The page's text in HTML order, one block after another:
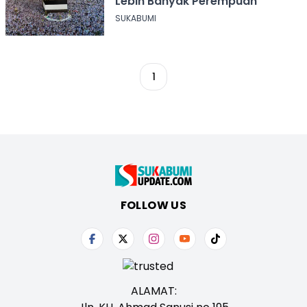
SUKABUMI
1
FOLLOW US
ALAMAT: